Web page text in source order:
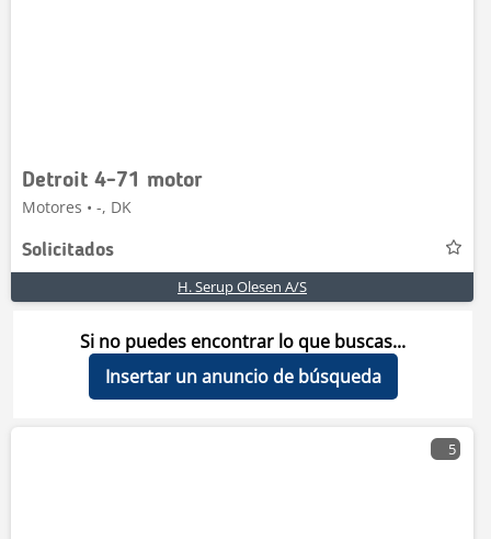
Detroit 4-71 motor
Motores • -, DK
Solicitados
H. Serup Olesen A/S
Si no puedes encontrar lo que buscas...
Insertar un anuncio de búsqueda
5